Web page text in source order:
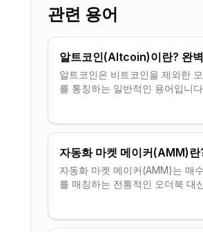
관련 용어
알트코인(Altcoin)이란? 완
알트코인은 비트코인을 제외한
를 통칭하는 일반적인 용어입니
자동화 마켓 메이커(AMM)란
자동화 마켓 메이커(AMM)는 매
를 매칭하는 전통적인 오더북 대